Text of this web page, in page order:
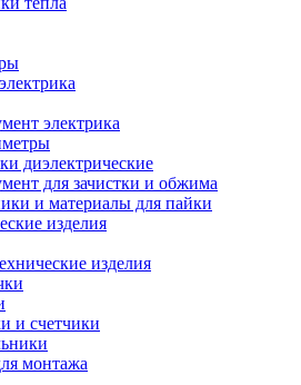
электрика
диэлектрические
для зачистки и обжима
и материалы для пайки
изделия
изделия
и счетчики
монтажа